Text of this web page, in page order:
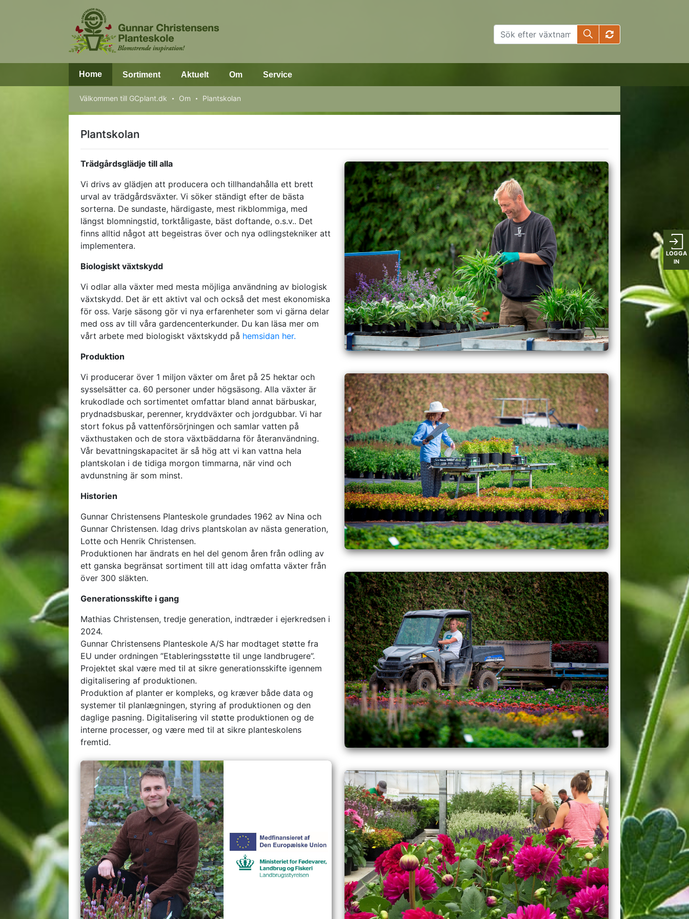
LOGGA
IN
Home Sortiment Aktuelt Om Service
Välkommen till GCplant.dk Om Plantskolan
Plantskolan
Trädgårdsglädje till alla
Vi drivs av glädjen att producera och tillhandahålla ett brett
urval av trädgårdsväxter. Vi söker ständigt efter de bästa
sorterna. De sundaste, härdigaste, mest rikblommiga, med
längst blomningstid, torktåligaste, bäst doftande, o.s.v.. Det
finns alltid något att begeistras över och nya odlingstekniker att
implementera.
Biologiskt växtskydd
Vi odlar alla växter med mesta möjliga användning av biologisk
växtskydd. Det är ett aktivt val och också det mest ekonomiska
för oss. Varje säsong gör vi nya erfarenheter som vi gärna delar
med oss av till våra gardencenterkunder. Du kan läsa mer om
vårt arbete med biologiskt växtskydd på hemsidan her.
Produktion
Vi producerar över 1 miljon växter om året på 25 hektar och
sysselsätter ca. 60 personer under högsäsong. Alla växter är
krukodlade och sortimentet omfattar bland annat bärbuskar,
prydnadsbuskar, perenner, kryddväxter och jordgubbar. Vi har
stort fokus på vattenförsörjningen och samlar vatten på
växthustaken och de stora växtbäddarna för återanvändning.
Vår bevattningskapacitet är så hög att vi kan vattna hela
plantskolan i de tidiga morgon timmarna, när vind och
avdunstning är som minst.
Historien
Gunnar Christensens Planteskole grundades 1962 av Nina och
Gunnar Christensen. Idag drivs plantskolan av nästa generation,
Lotte och Henrik Christensen.
Produktionen har ändrats en hel del genom åren från odling av
ett ganska begränsat sortiment till att idag omfatta växter från
över 300 släkten.
Generationsskifte i gang
Mathias Christensen, tredje generation, indtræder i ejerkredsen i
2024.
Gunnar Christensens Planteskole A/S har modtaget støtte fra
EU under ordningen ”Etableringsstøtte til unge landbrugere”.
Projektet skal være med til at sikre generationsskifte igennem
digitalisering af produktionen.
Produktion af planter er kompleks, og kræver både data og
systemer til planlægningen, styring af produktionen og den
daglige pasning. Digitalisering vil støtte produktionen og de
interne processer, og være med til at sikre planteskolens
fremtid.